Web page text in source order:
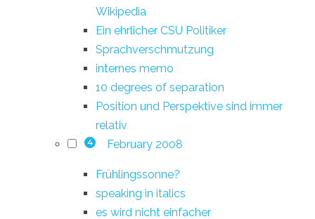
Wikipedia
Ein ehrlicher CSU Politiker
Sprachverschmutzung
internes memo
10 degrees of separation
Position und Perspektive sind immer
relativ
4 February 2008
Frühlingssonne?
speaking in italics
es wird nicht einfacher